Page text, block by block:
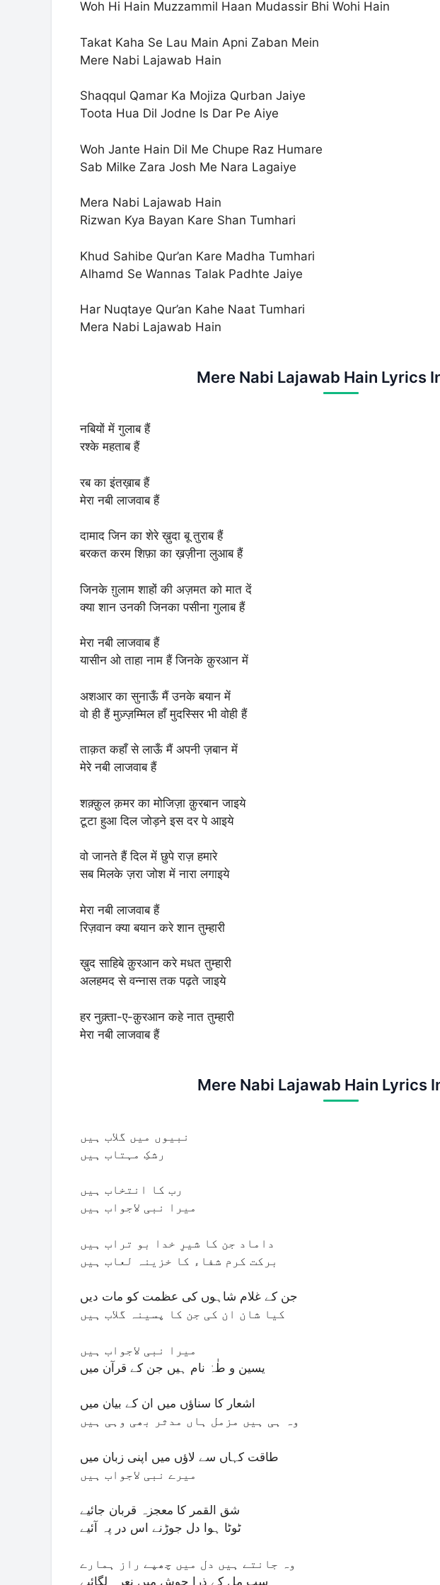
Woh Hi Hain Muzzammil Haan Mudassir Bhi Wohi Hain
Takat Kaha Se Lau Main Apni Zaban Mein
Mere Nabi Lajawab Hain
Shaqqul Qamar Ka Mojiza Qurban Jaiye
Toota Hua Dil Jodne Is Dar Pe Aiye
Woh Jante Hain Dil Me Chupe Raz Humare
Sab Milke Zara Josh Me Nara Lagaiye
Mera Nabi Lajawab Hain
Rizwan Kya Bayan Kare Shan Tumhari
Khud Sahibe Qur’an Kare Madha Tumhari
Alhamd Se Wannas Talak Padhte Jaiye
Har Nuqtaye Qur’an Kahe Naat Tumhari
Mera Nabi Lajawab Hain
Mere Nabi Lajawab Hain Lyrics
नबियों में गुलाब हैं
रश्के महताब हैं
रब का इंतख़ाब हैं
मेरा नबी लाजवाब हैं
दामाद जिन का शेरे ख़ुदा बू तुराब हैं
बरकत करम शिफ़ा का ख़ज़ीना लुआब हैं
जिनके ग़ुलाम शाहों की अज़मत को मात दें
क्या शान उनकी जिनका पसीना गुलाब हैं
मेरा नबी लाजवाब हैं
यासीन ओ ताहा नाम हैं जिनके क़ुरआन में
अशआर का सुनाऊँ मैं उनके बयान में
वो ही हैं मुज़्ज़म्मिल हाँ मुदस्सिर भी वोही हैं
ताक़त कहाँ से लाऊँ मैं अपनी ज़बान में
मेरे नबी लाजवाब हैं
शक़्क़ुल क़मर का मोजिज़ा क़ुरबान जाइये
टूटा हुआ दिल जोड़ने इस दर पे आइये
वो जानते हैं दिल में छुपे राज़ हमारे
सब मिलके ज़रा जोश में नारा लगाइये
मेरा नबी लाजवाब हैं
रिज़वान क्या बयान करे शान तुम्हारी
ख़ुद साहिबे क़ुरआन करे मधत तुम्हारी
अलहमद से वन्नास तक पढ़ते जाइये
हर नुक़्ता-ए-क़ुरआन कहे नात तुम्हारी
मेरा नबी लाजवाब हैं
Mere Nabi Lajawab Hain Lyrics
نبیوں میں گلاب ہیں
رشکِ مہتاب ہیں
رب کا انتخاب ہیں
میرا نبی لاجواب ہیں
داماد جن کا شیرِ خدا بو تراب ہیں
برکت کرم شفاء کا خزینہ لعاب ہیں
جن کے غلام شاہوں کی عظمت کو مات دیں
کیا شان ان کی جن کا پسینہ گلاب ہیں
میرا نبی لاجواب ہیں
یسین و طٰہٰ نام ہیں جن کے قرآن میں
اشعار کا سناؤں میں ان کے بیان میں
وہ ہی ہیں مزمل ہاں مدثر بھی وہی ہیں
طاقت کہاں سے لاؤں میں اپنی زبان میں
میرے نبی لاجواب ہیں
شق القمر کا معجزہ قربان جائیے
ٹوٹا ہوا دل جوڑنے اس در پہ آئیے
وہ جانتے ہیں دل میں چھپے راز ہمارے
سب مل کے ذرا جوش میں نعرہ لگائیے